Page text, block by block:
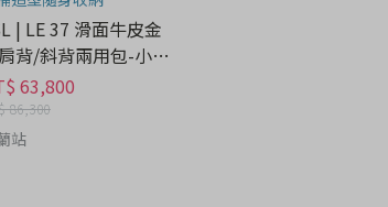
| LE 37 滑面牛皮金
背/斜背兩用包-小
- 精品時尚分期
63,800
86,300
站